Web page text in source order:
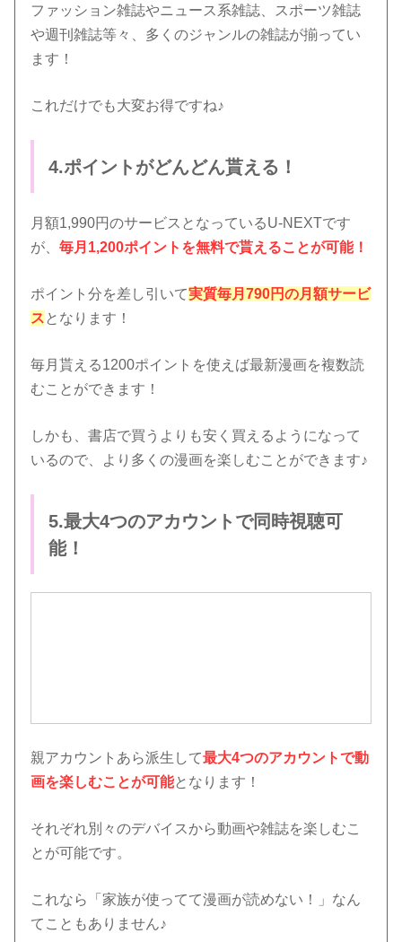
ファッション雑誌やニュース系雑誌、スポーツ雑誌
や週刊雑誌等々、多くのジャンルの雑誌が揃ってい
ます！
これだけでも大変お得ですね♪
4.ポイントがどんどん貰える！
月額1,990円のサービスとなっているU-NEXTです
が、毎月1,200ポイントを無料で貰えることが可能！
ポイント分を差し引いて実質毎月790円の月額サービ
ス となります！
毎月貰える1200ポイントを使えば最新漫画を複数読
むことができます！
しかも、書店で買うよりも安く買えるようになって
いるので、より多くの漫画を楽しむことができます♪
5.最大4つのアカウントで同時視聴可
能！
親アカウントあら派生して最大4つのアカウントで動
画を楽しむことが可能となります！
それぞれ別々のデバイスから動画や雑誌を楽しむこ
とが可能です。
これなら「家族が使ってて漫画が読めない！」なん
てこともありません♪